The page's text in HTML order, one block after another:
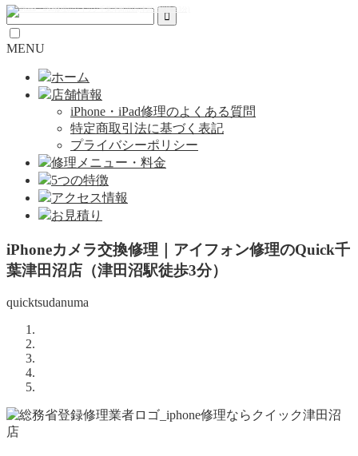
MENU
ホーム
店舗情報
iPhone・iPad修理のよくある質問
特定商取引法に基づく表記
プライバシーポリシー
修理メニュー・料金
5つの特徴
アクセス情報
お見積り
iPhoneカメラ交換修理｜アイフォン修理のQuick千
葉津田沼店（津田沼駅徒歩3分）
quicktsudanuma